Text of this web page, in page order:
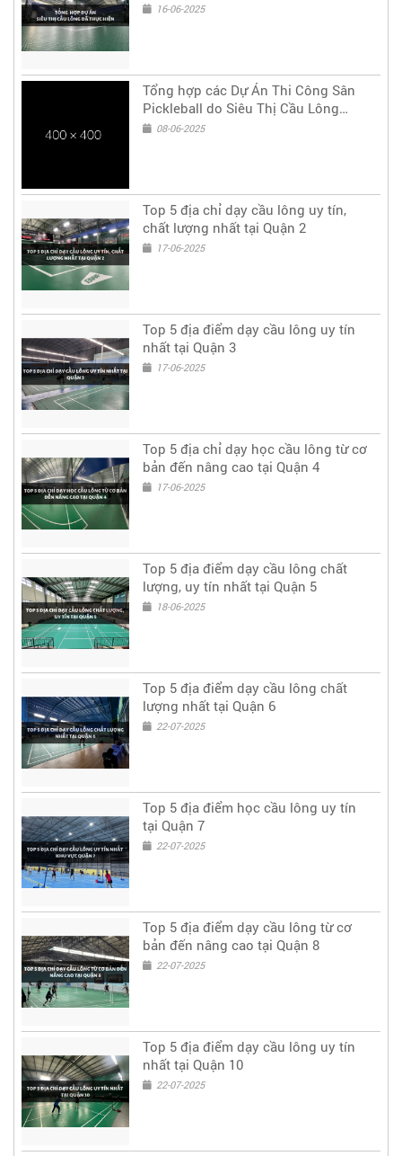
hiện16-06-2025
Tổng hợp các Dự Án Thi Công Sân
Pickleball do Siêu Thị Cầu Lông
thực hiện
08-06-2025
Top 5 địa chỉ dạy cầu lông uy tín,
chất lượng nhất tại Quận 2
17-06-2025
Top 5 địa điểm dạy cầu lông uy tín
nhất tại Quận 3
17-06-2025
Top 5 địa chỉ dạy học cầu lông từ cơ
bản đến nâng cao tại Quận 4
17-06-2025
Top 5 địa điểm dạy cầu lông chất
lượng, uy tín nhất tại Quận 5
18-06-2025
Top 5 địa điểm dạy cầu lông chất
lượng nhất tại Quận 6
22-07-2025
Top 5 địa điểm học cầu lông uy tín
tại Quận 7
22-07-2025
Top 5 địa điểm dạy cầu lông từ cơ
bản đến nâng cao tại Quận 8
22-07-2025
Top 5 địa điểm dạy cầu lông uy tín
nhất tại Quận 10
22-07-2025